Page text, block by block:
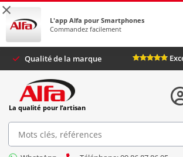
×
L'app Alfa pour Smartphones
Commandez facilement
Qualité de la marque
La qualité pour l’artisan